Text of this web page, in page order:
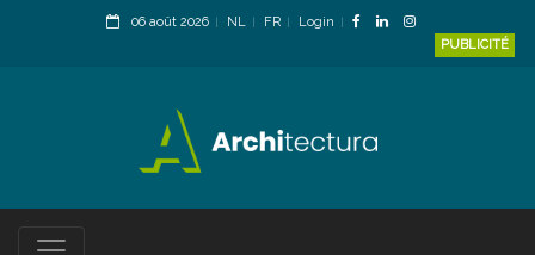
06 août 2026 NL FR
Login
PUBLICITÉ